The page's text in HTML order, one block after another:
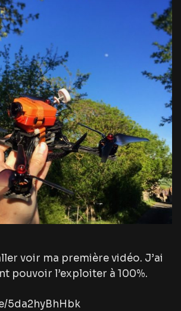
voir ma première vidéo. J’ai
pouvoir l’exploiter à 100%.
5da2hyBhHbk